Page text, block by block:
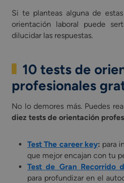
Si te planteas alguna de
orientación laboral puede
dilucidar las respuestas.
10 tests de
profesionales
No lo demores más. Puedes
diez tests de orientación
Test The career key: para
que mejor encajan con tu
Test de Gran Recorrido
para profundizar en el